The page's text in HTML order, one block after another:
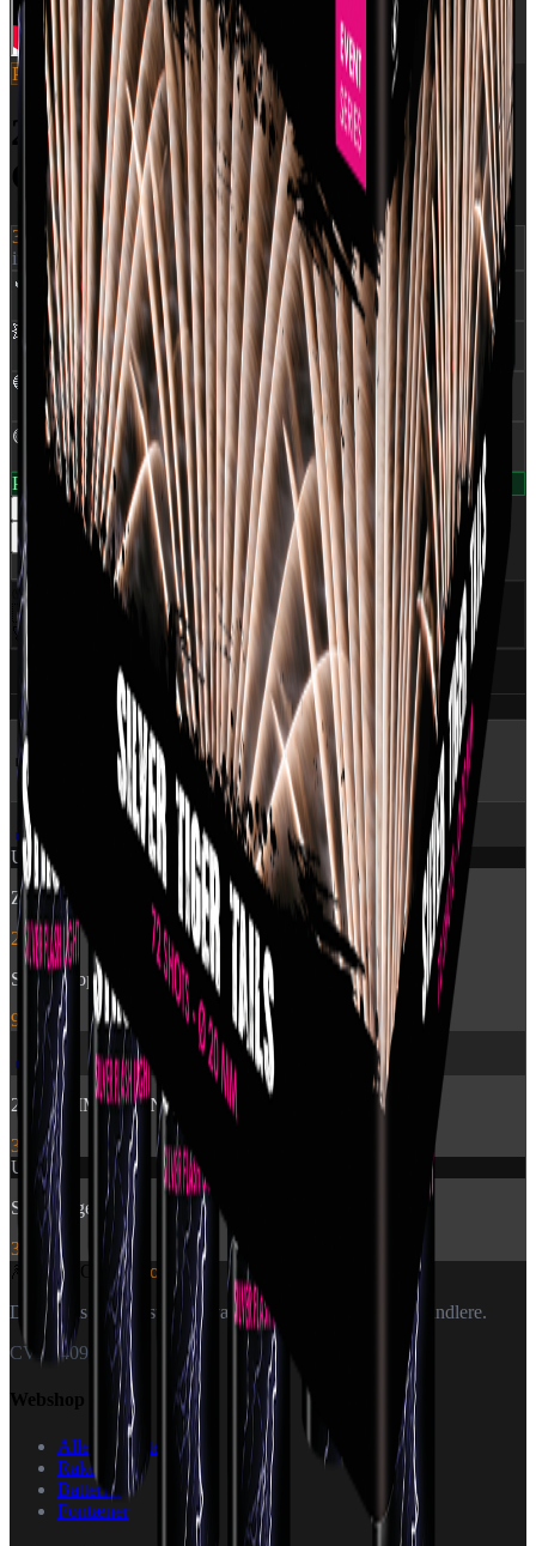
Pyroshow SKU:2685
2685 - DRAGON EGGS WITH
CRACKLING TAIL
399 kr.
inkl. moms
🔥
NEM 0,370 Kg
💥 Skud:25
🔵 Rør Ø 25 mm
🟡 Klasse :1,4G
På lager — klar til levering
−
+
Læg i kurv
✅ CE Godkendt EU-certificeret
🇩🇰
Dansk distributørWorld Of Fireworks
🚀
Professionelt udvalg
Specifikationer (6) Ansvarlig part
🔥 Flere produkterfra Pyroshow
🎆
Udsolgt
Zensation: Brocade Crown
249 kr.
Stroboscope 60sec
99 kr.
🎆
2840 - TIME RAIN WILLOW CROSSETTE FAN
399 kr.
Udsolgt
Silver Tiger Tails
399 kr.
🎆
World Of
Fireworks
Danmarks specialister i fyrværkeri — til private og forhandlere.
CVR: 40926151
Webshop
Alle produkter
Raketter
Batterier
Fontæner